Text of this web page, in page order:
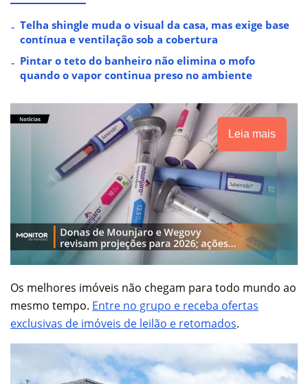
Telha shingle muda o visual da casa, mas exige base
contínua e ventilação sob a cobertura
Pintar o teto do banheiro não elimina o mofo
quando o vapor continua preso no ambiente
Leia mais
Os melhores imóveis não chegam para todo mundo ao
mesmo tempo. Entre no grupo e receba ofertas
exclusivas de imóveis de leilão e retomados.